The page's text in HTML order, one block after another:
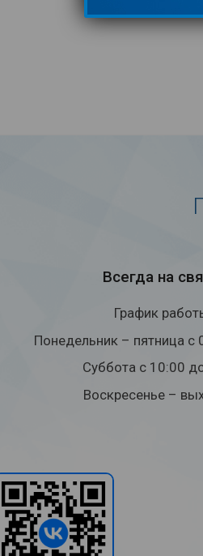
Всегда на
График
Понедельник – пятница с
Суббота с 10:00
Воскресенье –